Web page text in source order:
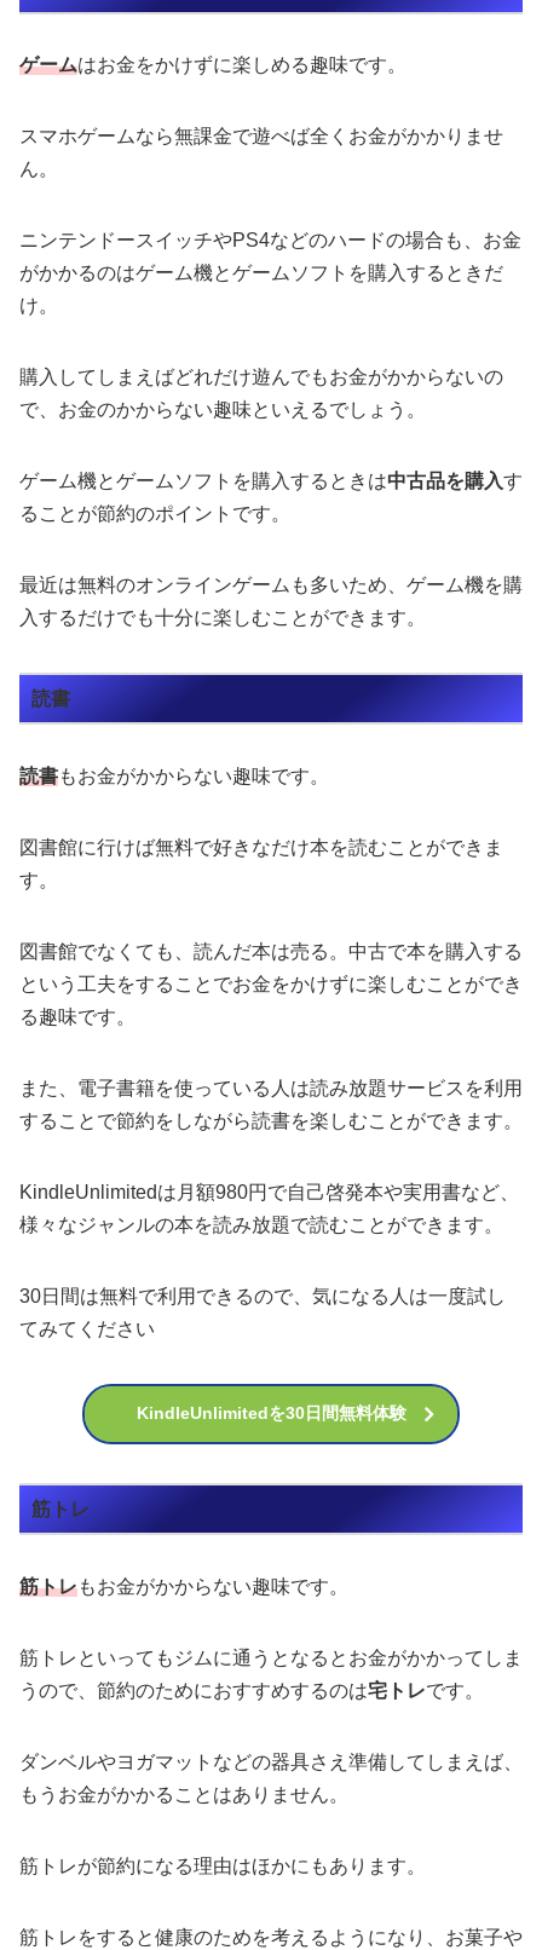
ゲームはお金をかけずに楽しめる趣味です。
スマホゲームなら無課金で遊べば全くお金がかかりませ
ん。
ニンテンドースイッチやPS4などのハードの場合も、お金
がかかるのはゲーム機とゲームソフトを購入するときだ
け。
購入してしまえばどれだけ遊んでもお金がかからないの
で、お金のかからない趣味といえるでしょう。
ゲーム機とゲームソフトを購入するときは中古品を購入す
ることが節約のポイントです。
最近は無料のオンラインゲームも多いため、ゲーム機を購
入するだけでも十分に楽しむことができます。
読書
読書もお金がかからない趣味です。
図書館に行けば無料で好きなだけ本を読むことができま
す。
図書館でなくても、読んだ本は売る。中古で本を購入する
という工夫をすることでお金をかけずに楽しむことができ
る趣味です。
また、電子書籍を使っている人は読み放題サービスを利用
することで節約をしながら読書を楽しむことができます。
KindleUnlimitedは月額980円で自己啓発本や実用書など、
様々なジャンルの本を読み放題で読むことができます。
30日間は無料で利用できるので、気になる人は一度試し
てみてください
KindleUnlimitedを30日間無料体験
筋トレ
筋トレもお金がかからない趣味です。
筋トレといってもジムに通うとなるとお金がかかってしま
うので、節約のためにおすすめするのは宅トレです。
ダンベルやヨガマットなどの器具さえ準備してしまえば、
もうお金がかかることはありません。
筋トレが節約になる理由はほかにもあります。
筋トレをすると健康のためを考えるようになり、お菓子や